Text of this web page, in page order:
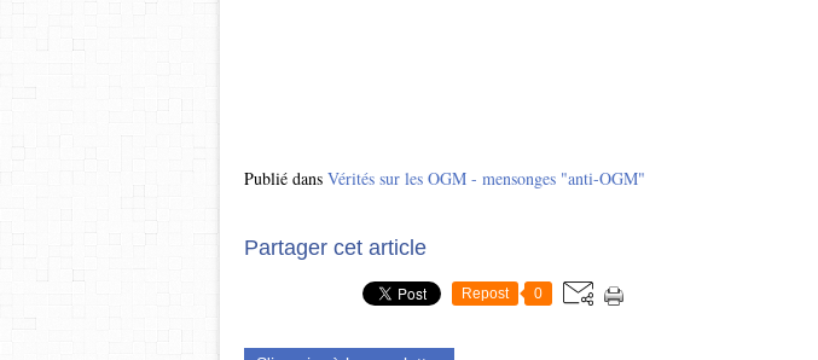
Publié dans Vérités sur les OGM - mensonges "anti-OGM"
Partager cet article
Repost 0